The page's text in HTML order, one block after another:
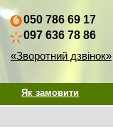
050 786 69 17
097 636 78 86
«Зворотний дзвінок»
Як замовити